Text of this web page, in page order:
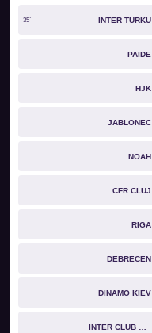
35` INTER TURKU
PAIDE
HJK
JABLONEC
NOAH
CFR CLUJ
RIGA
DEBRECEN
DINAMO KIEV